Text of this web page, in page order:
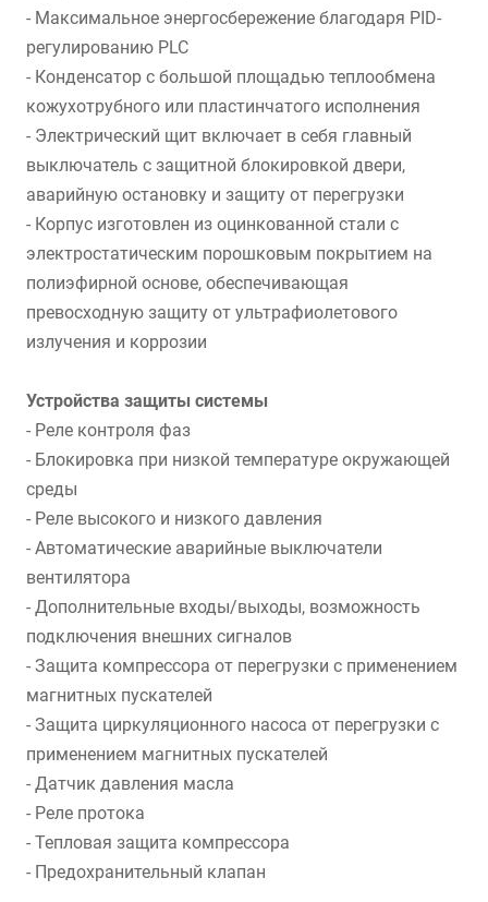
- Максимальное энергосбережение благодаря PID-
регулированию PLC
- Конденсатор с большой площадью теплообмена
кожухотрубного или пластинчатого исполнения
- Электрический щит включает в себя главный
выключатель с защитной блокировкой двери,
аварийную остановку и защиту от перегрузки
- Корпус изготовлен из оцинкованной стали с
электростатическим порошковым покрытием на
полиэфирной основе, обеспечивающая
превосходную защиту от ультрафиолетового
излучения и коррозии
Устройства защиты системы
- Реле контроля фаз
- Блокировка при низкой температуре окружающей
среды
- Реле высокого и низкого давления
- Автоматические аварийные выключатели
вентилятора
- Дополнительные входы/выходы, возможность
подключения внешних сигналов
- Защита компрессора от перегрузки с применением
магнитных пускателей
- Защита циркуляционного насоса от перегрузки с
применением магнитных пускателей
- Датчик давления масла
- Реле протока
- Тепловая защита компрессора
- Предохранительный клапан